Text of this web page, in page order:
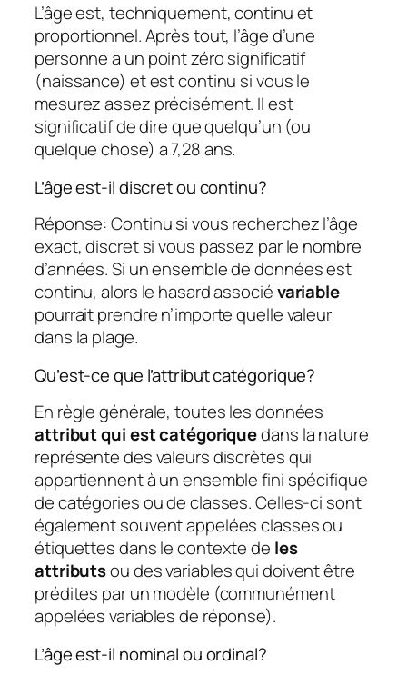
L’âge est, techniquement, continu et
proportionnel. Après tout, l’âge d’une
personne a un point zéro significatif
(naissance) et est continu si vous le
mesurez assez précisément. Il est
significatif de dire que quelqu’un (ou
quelque chose) a 7,28 ans.
L’âge est-il discret ou continu?
Réponse: Continu si vous recherchez l’âge
exact, discret si vous passez par le nombre
d’années. Si un ensemble de données est
continu, alors le hasard associévariable
pourrait prendre n’importe quelle valeur
dans la plage.
Qu’est-ce que l’attribut catégorique?
En règle générale, toutes les données
attribut qui est catégoriquedans la nature
représente des valeurs discrètes qui
appartiennent à un ensemble fini spécifique
de catégories ou de classes. Celles-ci sont
également souvent appelées classes ou
étiquettes dans le contexte de les
attributsou des variables qui doivent être
prédites par un modèle (communément
appelées variables de réponse).
L’âge est-il nominal ou ordinal?